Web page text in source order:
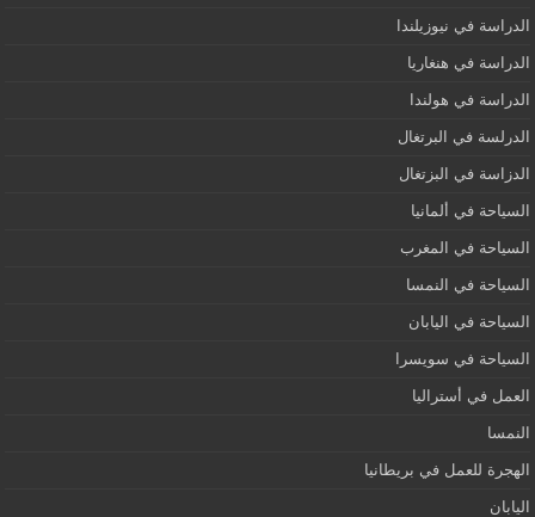
الدراسة في نيوزيلندا
الدراسة في هنغاريا
الدراسة في هولندا
الدرلسة في البرتغال
الدزاسة في البزتغال
السياحة في ألمانيا
السياحة في المغرب
السياحة في النمسا
السياحة في اليابان
السياحة في سويسرا
العمل في أستراليا
النمسا
الهجرة للعمل في بريطانيا
اليابان